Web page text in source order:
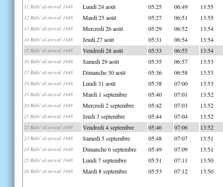
11 Rabi' al-awwal 1448 Lundi 24 août 05:25 06:49 13:55
12 Rabi' al-awwal 1448 Mardi 25 août 05:27 06:51 13:55
13 Rabi' al-awwal 1448 Mercredi 26 août 05:29 06:52 13:54
14 Rabi' al-awwal 1448 Jeudi 27 août 05:31 06:54 13:54
15 Rabi' al-awwal 1448 Vendredi 28 août 05:33 06:55 13:54
16 Rabi' al-awwal 1448 Samedi 29 août 05:35 06:57 13:53
17 Rabi' al-awwal 1448 Dimanche 30 août 05:36 06:58 13:53
18 Rabi' al-awwal 1448 Lundi 31 août 05:38 07:00 13:53
19 Rabi' al-awwal 1448 Mardi 1 septembre 05:40 07:01 13:52
20 Rabi' al-awwal 1448 Mercredi 2 septembre 05:42 07:03 13:52
21 Rabi' al-awwal 1448 Jeudi 3 septembre 05:44 07:04 13:52
22 Rabi' al-awwal 1448 Vendredi 4 septembre 05:46 07:06 13:52
23 Rabi' al-awwal 1448 Samedi 5 septembre 05:48 07:07 13:51
24 Rabi' al-awwal 1448 Dimanche 6 septembre 05:49 07:09 13:51
25 Rabi' al-awwal 1448 Lundi 7 septembre 05:51 07:11 13:50
26 Rabi' al-awwal 1448 Mardi 8 septembre 05:53 07:12 13:50